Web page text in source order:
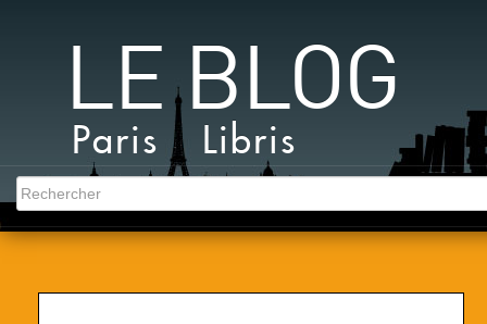
LE BLOG
Paris Libris